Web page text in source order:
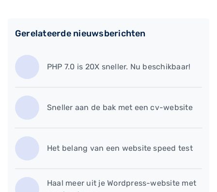
Gerelateerde nieuwsberichten
PHP 7.0 is 20X sneller. Nu beschikbaar!
Sneller aan de bak met een cv-website
Het belang van een website speed test
Haal meer uit je Wordpress-website met